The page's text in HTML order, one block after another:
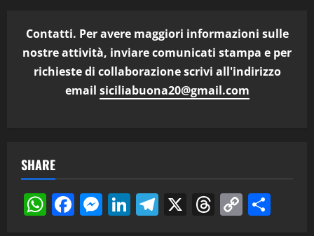
Contatti. Per avere maggiori informazioni sulle
nostre attività, inviare comunicati stampa e per
richieste di collaborazione scrivi all'indirizzo
email siciliabuona20@gmail.com
SHARE
WhatsApp
Facebook
Messenger
LinkedIn
Telegram
X Threads
Copy